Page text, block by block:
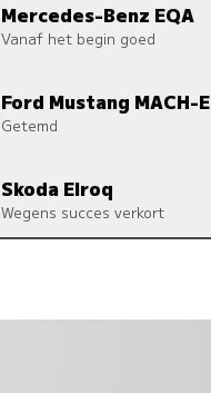
Mercedes-Benz EQA
Vanaf het begin goed
Ford Mustang MACH-E
Getemd
Skoda Elroq
Wegens succes verkort